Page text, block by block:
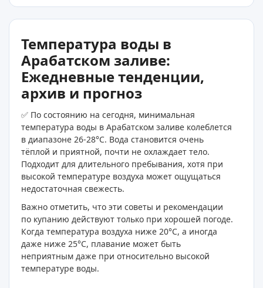
Температура воды в
Арабатском заливе:
Ежедневные тенденции,
архив и прогноз
✅ По состоянию на сегодня, минимальная
температура воды в Арабатском заливе колеблется
в диапазоне 26-28°C. Вода становится очень
тёплой и приятной, почти не охлаждает тело.
Подходит для длительного пребывания, хотя при
высокой температуре воздуха может ощущаться
недостаточная свежесть.
Важно отметить, что эти советы и рекомендации
по купанию действуют только при хорошей погоде.
Когда температура воздуха ниже 20°C, а иногда
даже ниже 25°C, плавание может быть
неприятным даже при относительно высокой
температуре воды.